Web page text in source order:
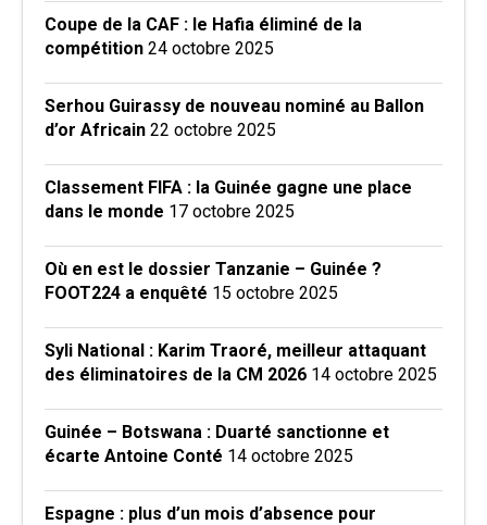
Coupe de la CAF : le Hafia éliminé de la
compétition 24 octobre 2025
Serhou Guirassy de nouveau nominé au Ballon
d’or Africain 22 octobre 2025
Classement FIFA : la Guinée gagne une place
dans le monde 17 octobre 2025
Où en est le dossier Tanzanie – Guinée ?
FOOT224 a enquêté 15 octobre 2025
Syli National : Karim Traoré, meilleur attaquant
des éliminatoires de la CM 2026 14 octobre 2025
Guinée – Botswana : Duarté sanctionne et
écarte Antoine Conté 14 octobre 2025
Espagne : plus d’un mois d’absence pour